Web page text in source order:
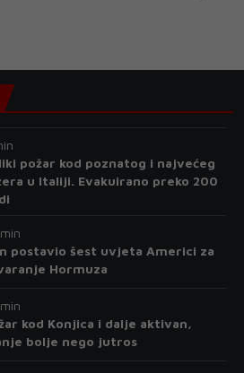
požar kod poznatog i najvećeg
u Italiji. Evakuirano preko 200
postavio šest uvjeta Americi za
Hormuza
kod Konjica i dalje aktivan,
bolje nego jutros